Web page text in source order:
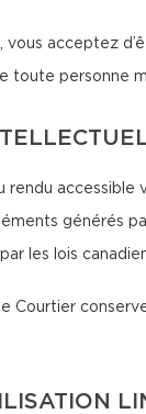
vous acceptez
toute personne
rendu
générés
les lois
Courtier